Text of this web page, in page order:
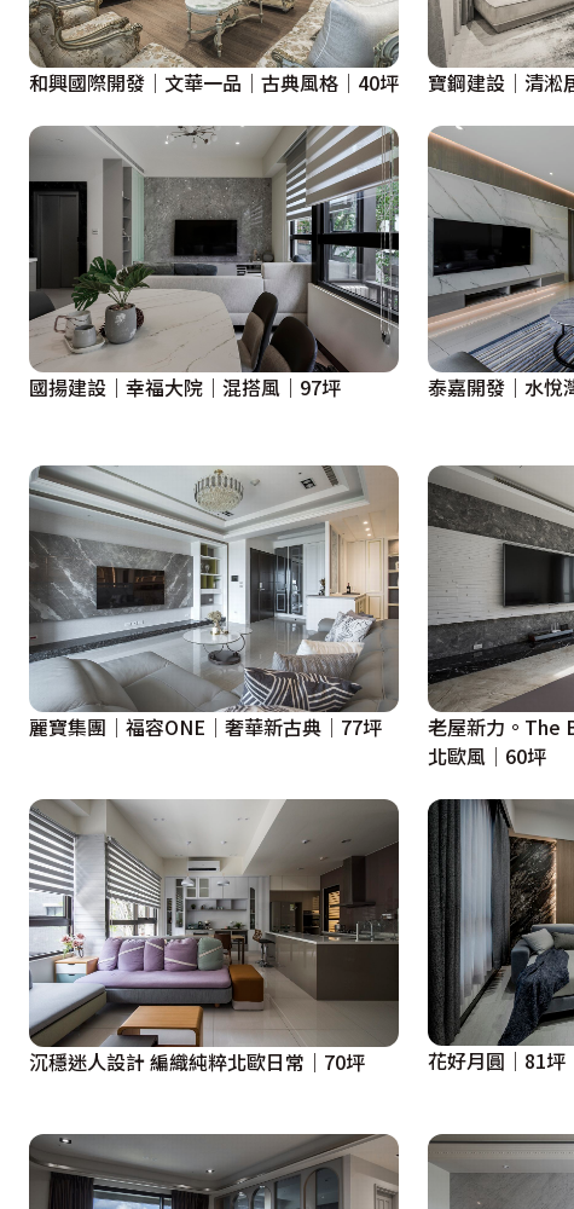
和興國際開發│文華一品│古典風格│40坪 寶鋼建設│清
國揚建設｜幸福大院｜混搭風｜97坪
泰嘉開發｜水悅
麗寶集團│福容ONE│奢華新古典│77坪
老屋新力。The
北歐風│60坪
沉穩迷人設計 編織純粹北歐日常｜70坪 花好月圓｜81坪